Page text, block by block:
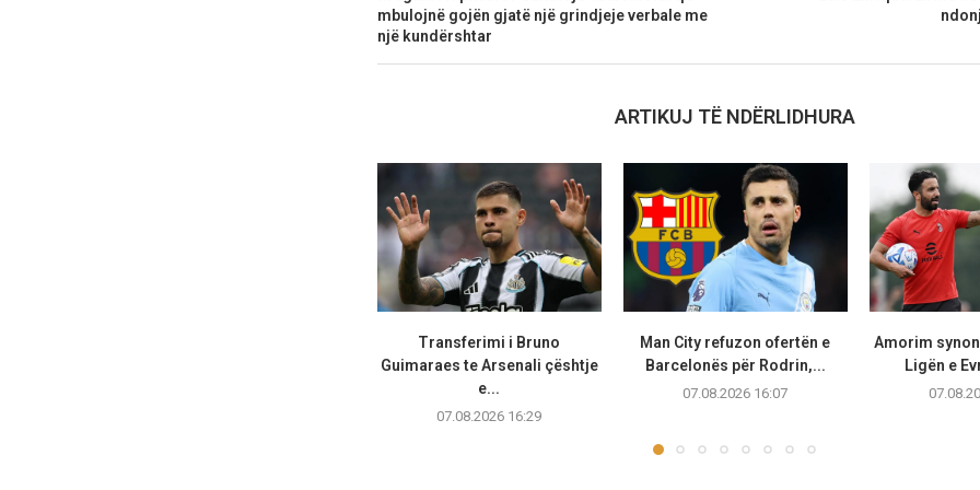
mbulojnë gojën gjatë një grindjeje verbale me
një kundërshtar
ARTIKUJ TË NDËRLIDHURA
Transferimi i Bruno
Guimaraes te Arsenali çështje
e...
07.08.2026 16:29
Man City refuzon ofertën e
Barcelonës për Rodrin,...
07.08.2026 16:07
Amorim
Ligën e